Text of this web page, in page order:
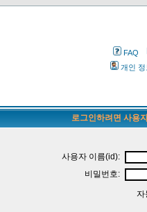
FAQ
개인 정
로그인하려면 사용
사용자 이름(id):
비밀번호:
자